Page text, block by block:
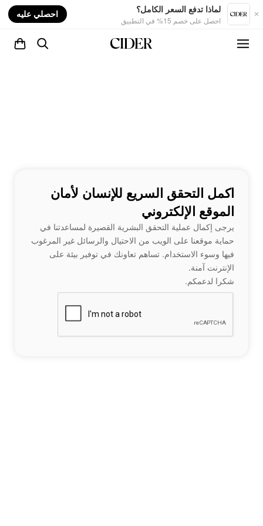
لماذا تدفع السعر الكامل؟
احصل على خصم 15% في التطبيق
احصلي عليه
اكمل التحقق السريع للإنسان لأمان
الموقع الإلكتروني
يرجى إكمال عملية التحقق البشرية القصيرة لمساعدتنا في
حماية موقعنا على الويب من الاحتيال والرسائل غير المرغوب
فيها وسوء الاستخدام. تساهم تعاونك في توفير بيئة على
الإنترنت آمنة.
شكرا لدعمكم.